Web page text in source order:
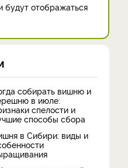
будут отображаться
собирать вишню и
в июле:
спелости и
способы сбора
в Сибири: виды и